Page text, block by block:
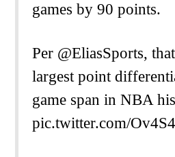
games by 90 points.
Per @EliasSports,
largest point
game span in NBA
pic.twitter.com/